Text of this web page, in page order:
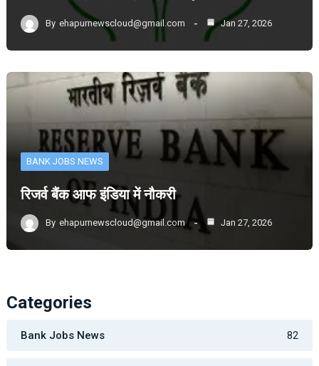
By ehapurnewscloud@gmail.com Jan 27, 2026
BANK JOBS NEWS
रिजर्व बैंक आफ इंडिया में नौकरी
By ehapurnewscloud@gmail.com Jan 27, 2026
Categories
Bank Jobs News 82